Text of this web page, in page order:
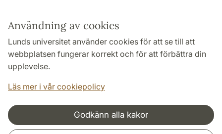
Användning av cookies
Lunds universitet använder cookies för att se till att
webbplatsen fungerar korrekt och för att förbättra din
upplevelse.
Läs mer i vår cookiepolicy
Godkänn alla kakor
Genvägar
Om webbplatsen och cookies
Behandling av personuppgifter
Tillgänglighetsredogörelse
Samarbeten och nätverk